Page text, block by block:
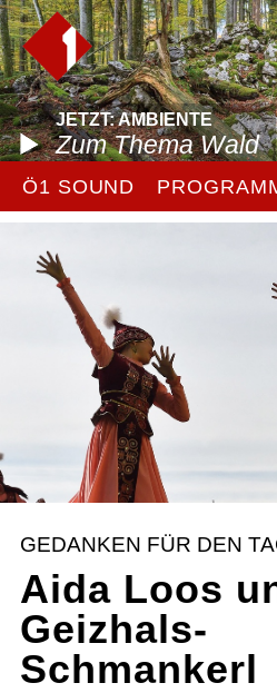
JETZT: AMBIENTE
Zum Thema Wald
Ö1 SOUND
GEDANKEN FÜR DEN
Aida Loos
Geizhals-
Schmankerl